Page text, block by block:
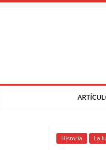
Saltar
Historia La